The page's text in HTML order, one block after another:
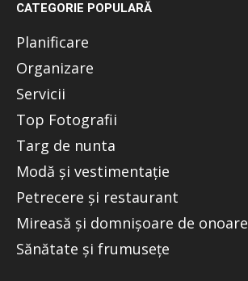
CATEGORIE POPULARĂ
Planificare
Organizare
Servicii
Top Fotografii
Targ de nunta
Modă și vestimentație
Petrecere și restaurant
Mireasă și domnișoare de onoare
Sănătate și frumusețe